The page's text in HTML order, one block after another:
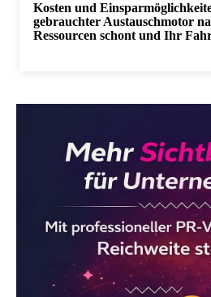
Kosten und
gebrauchter Austauschmotor
Ressourcen schont und Ihr